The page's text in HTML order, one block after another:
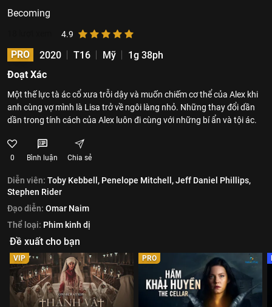
Becoming
4.9
PRO 2020 T16 Mỹ
1g 38ph
Đoạt Xác
Một thế lực tà ác cổ xưa trỗi dậy và muốn chiếm cơ thể của Alex khi
anh cùng vợ mình là Lisa trở về ngôi làng nhỏ. Những thay đổi dần
dần trong tính cách của Alex luôn đi cùng với những bí ẩn và tội ác.
0 Bình luận Chia sẻ
Diễn viên: Toby Kebbell, Penelope Mitchell,Jeff Daniel Phillips,
Stephen Rider
Đạo diễn: Omar Naim
Thể loại: Phim kinh dị
Đề xuất cho bạn
VIP PRO